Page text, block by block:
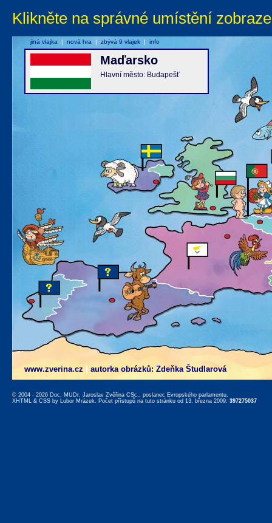
Klikněte na správné umístění
www.zverina.cz autorka obrázků: Zdeňka Študlarová
Maďarsko
Hlavní město: Budapešť
jiná vlajka | nová hra | zbývá 9 vlajek | info
© 2004 - 2026 Doc. MUDr. Jaroslav Zvěřina CSc., poslanec Evropského parlamentu,
XHTML & CSS by Lubor Mrázek. Počet přístupů na tuto stránku od 13. března 2009: 397275037